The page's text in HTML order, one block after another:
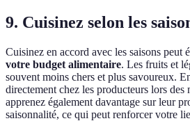
9. Cuisinez selon les
Cuisinez en accord avec les saisons peut
votre budget alimentaire. Les fruits et
souvent moins chers et plus savoureux.
directement chez les producteurs lors des
apprenez également davantage sur leur
saisonnalité, ce qui peut renforcer votre